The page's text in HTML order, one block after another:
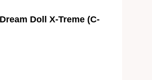
Doll X-Treme (C-